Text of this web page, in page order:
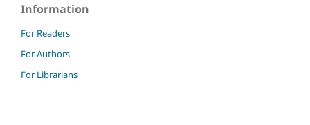
Information
For Readers
For Authors
For Librarians